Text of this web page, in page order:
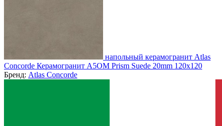
напольный керамогранит Atlas
Concorde Керамогранит A5OM Prism Suede 20mm 120x120
Бренд: Atlas Concorde